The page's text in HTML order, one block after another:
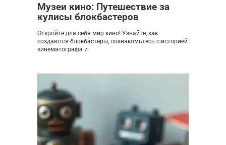
Музеи кино: Путешествие за
кулисы блокбастеров
Откройте для себя мир кино! Узнайте, как
создаются блокбастеры, познакомьтесь с историей
кинематографа и